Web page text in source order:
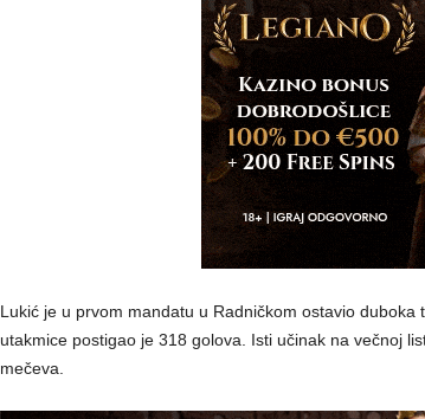
Lukić je u prvom mandatu u Radničkom ostavio
utakmice postigao je 318 golova. Isti učinak na večnoj
mečeva.